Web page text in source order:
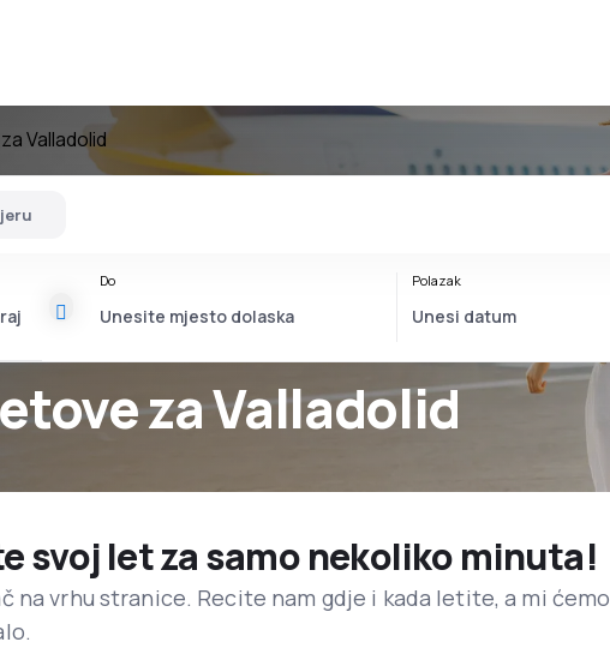
Valladolid
za Valladolid
Do Polazak
svoj let za samo nekoliko minuta!
na vrhu stranice. Recite nam gdje i kada letite, a mi ćemo